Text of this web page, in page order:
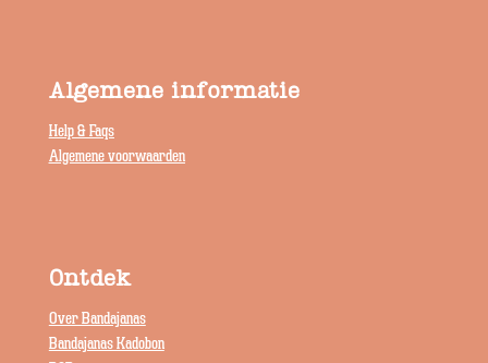
Algemene informatie
Help & Faqs
Algemene voorwaarden
Ontdek
Over Bandajanas
Bandajanas Kadobon